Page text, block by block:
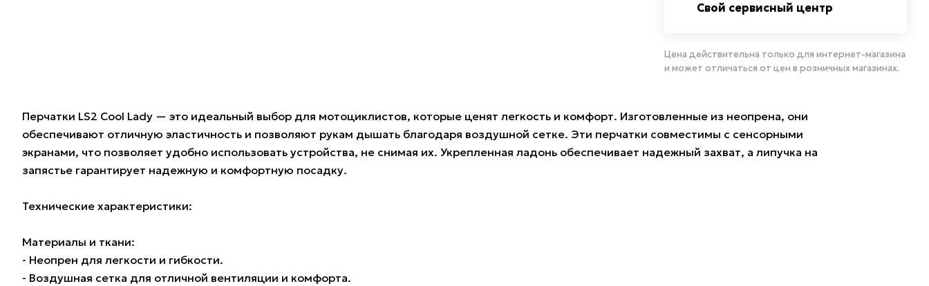
Свой сервисный центр
Цена действительна только для интернет-магазина
и может отличаться от цен в розничных магазинах.
Перчатки LS2 Cool Lady — это идеальный выбор для мотоциклистов, которые ценят легкость и комфорт. Изготовленные из неопрена, они
обеспечивают отличную эластичность и позволяют рукам дышать благодаря воздушной сетке. Эти перчатки совместимы с сенсорными
экранами, что позволяет удобно использовать устройства, не снимая их. Укрепленная ладонь обеспечивает надежный захват, а липучка на
запястье гарантирует надежную и комфортную посадку.
Технические характеристики:
Материалы и ткани:
- Неопрен для легкости и гибкости.
- Воздушная сетка для отличной вентиляции и комфорта.